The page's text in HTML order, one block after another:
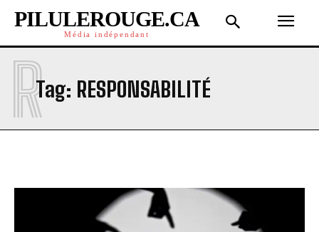
PILULEROUGE.CA
Média indépendant
Tag: RESPONSABILITÉ
R